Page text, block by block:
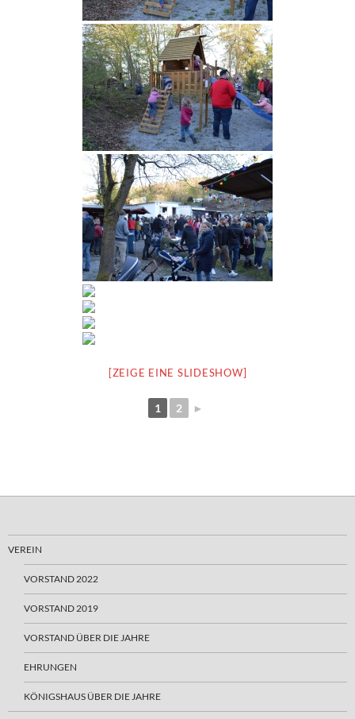
[ZEIGE EINE SLIDESHOW]
1 2 ►
VEREIN
VORSTAND 2022
VORSTAND 2019
VORSTAND ÜBER DIE JAHRE
EHRUNGEN
KÖNIGSHAUS ÜBER DIE JAHRE